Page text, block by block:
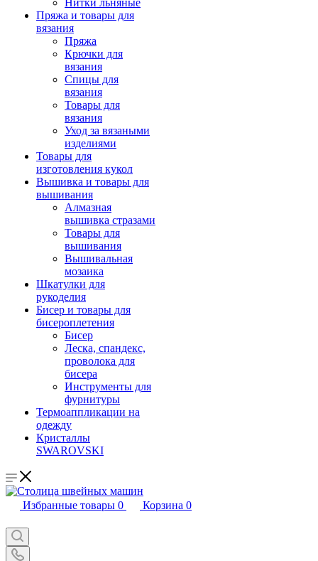
Нитки льняные
Пряжа и товары для
вязания
Пряжа
Крючки для
вязания
Спицы для
вязания
Товары для
вязания
Уход за вязаными
изделиями
Товары для
изготовления кукол
Вышивка и товары для
вышивания
Алмазная
вышивка стразами
Товары для
вышивания
Вышивальная
мозаика
Шкатулки для
рукоделия
Бисер и товары для
бисероплетения
Бисер
Леска, спандекс,
проволока для
бисера
Инструменты для
фурнитуры
Термоаппликации на
одежду
Кристаллы
SWAROVSKI
Избранные товары 0 Корзина 0